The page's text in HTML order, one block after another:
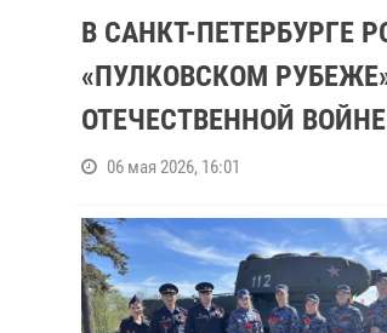
В САНКТ-ПЕТЕРБУРГЕ
«ПУЛКОВСКОМ
ОТЕЧЕСТВЕННОЙ ВОЙНЕ
06 мая 2026, 16:01